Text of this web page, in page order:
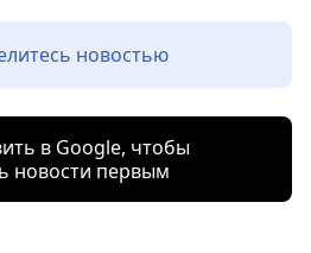
новостью
в Google, чтобы
новости первым